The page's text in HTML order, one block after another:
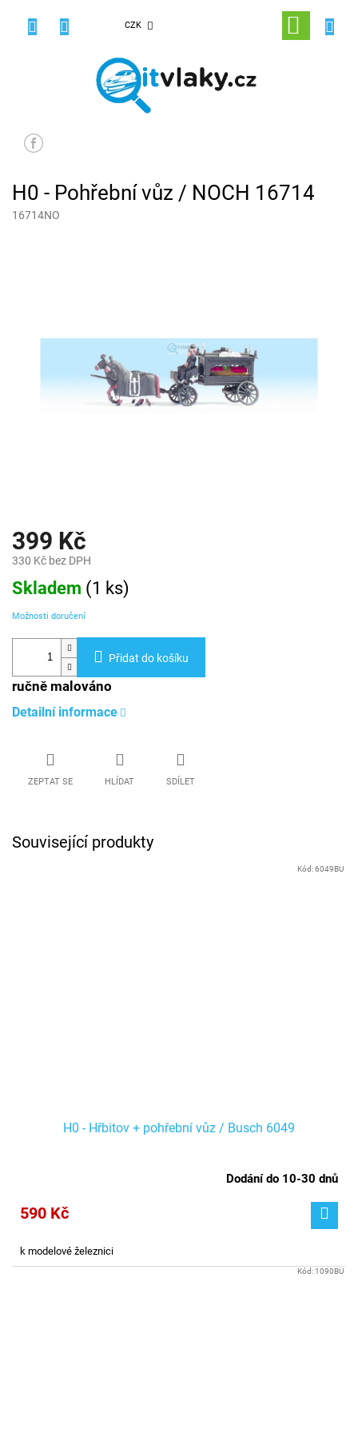
CZK
NÁKUPNÍ
KOŠÍK
H0 - Pohřební vůz / NOCH 16714
16714NO
399 Kč
330 Kč bez DPH
Měrná
cena:
Skladem (1 ks)
Možnosti doručení
Přidat do košíku
ručně malováno
Detailní informace
ZEPTAT SE HLÍDAT SDÍLET
Související produkty
H0 - Hřbitov + pohřební vůz / Busch 6049
Dodání do 10-30 dnů
590 Kč
k modelové železnici
Kód:6049BU
Kód: 1090BU